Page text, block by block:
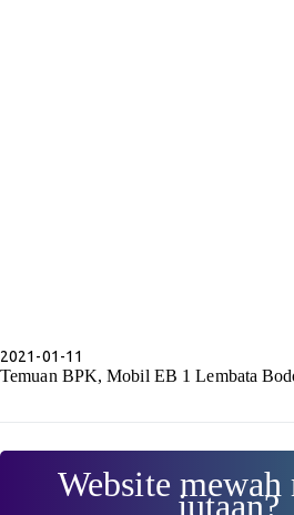
2021-01-11
Temuan BPK, Mobil EB 1 Lembata
Website mewah
jutaan?